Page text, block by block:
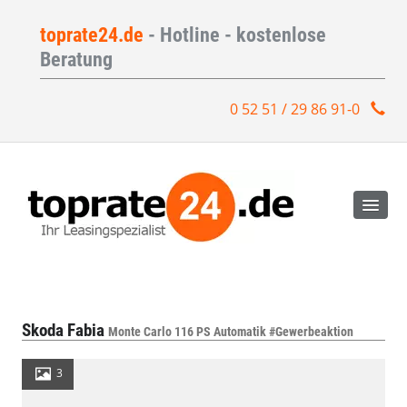
toprate24.de - Hotline - kostenlose
Beratung
0 52 51 / 29 86 91-0
Skoda Fabia Monte Carlo 116 PS Automatik #Gewerbeaktion
3